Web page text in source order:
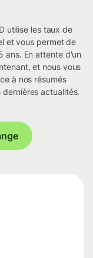
utilise les taux de
et vous permet de
ans. En attente d'un
et nous vous
à nos résumés
actualités.